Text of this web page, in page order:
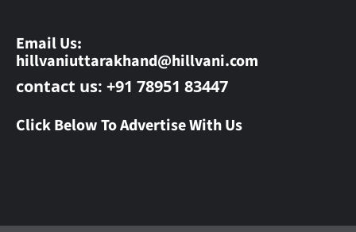
Email Us:
hillvaniuttarakhand@hillvani.com
contact us: +91 78951 83447
Click Below To Advertise With Us